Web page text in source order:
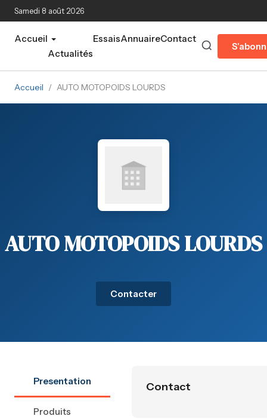
Aller au contenu principal
Samedi 8 août 2026
Accueil
Actualités
EssaisAnnuaireContact
Accueil / AUTO MOTOPOIDS LOURDS
AUTO MOTOPOIDS LOURDS
Contacter
Presentation
Produits
Contact